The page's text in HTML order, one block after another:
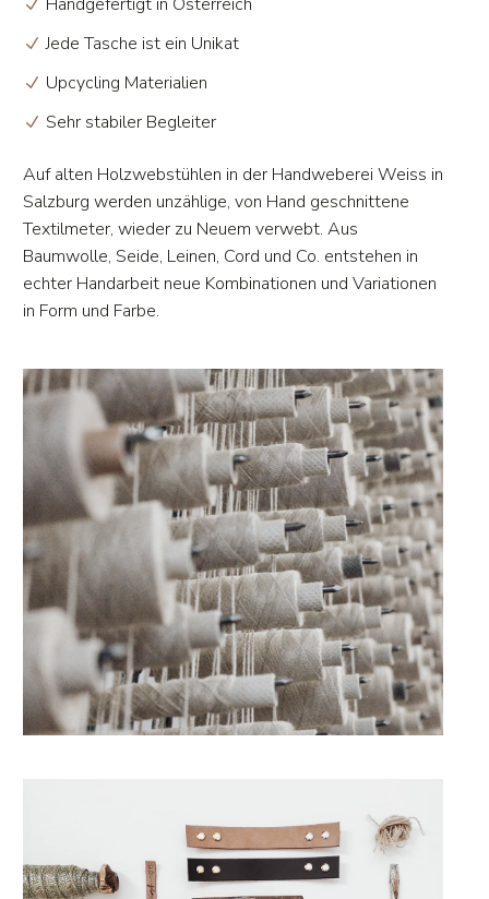
Jede Tasche ist ein Unikat
Upcycling Materialien
Sehr stabiler Begleiter
Auf alten Holzwebstühlen in der Handweberei Weiss in
Salzburg werden unzählige, von Hand geschnittene
Textilmeter, wieder zu Neuem verwebt. Aus
Baumwolle, Seide, Leinen, Cord und Co. entstehen in
echter Handarbeit neue Kombinationen und Variationen
in Form und Farbe.